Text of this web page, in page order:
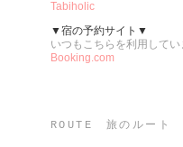
Tabiholic
▼宿の予約サイト▼
いつもこちらを利用してい
Booking.com
ROUTE 旅のルート